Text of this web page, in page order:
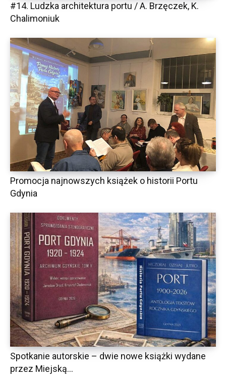
#14. Ludzka architektura portu / A. Brzęczek, K.
Chalimoniuk
Promocja najnowszych książek o historii Portu
Gdynia
Spotkanie autorskie – dwie nowe książki wydane
przez Miejską...